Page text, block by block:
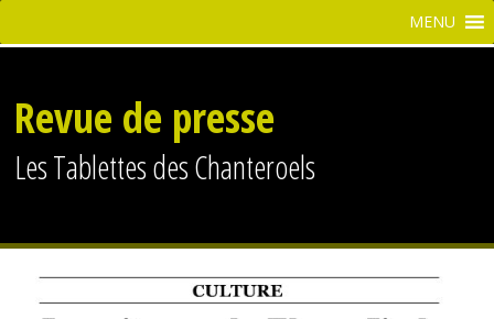
Revue de presse
Les Tablettes des Chanteroels